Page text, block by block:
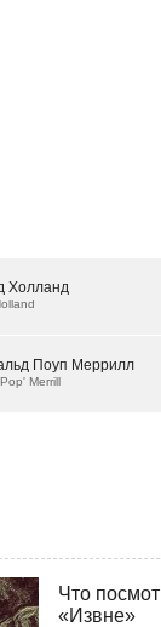
Холланд
Поуп Меррилл
Merrill
Что
«Извне»